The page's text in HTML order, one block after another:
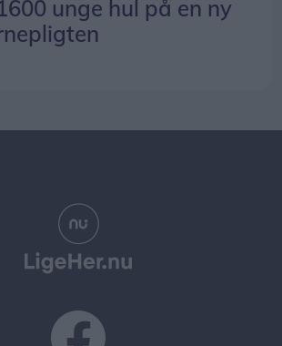
unge hul på en ny